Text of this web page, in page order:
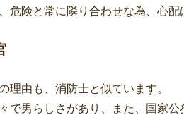
危険と常に隣り合わせな為、心配
理由も、消防士と似ています。
で男らしさがあり、また、国家公